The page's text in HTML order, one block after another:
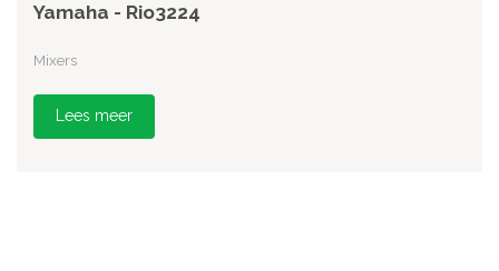
Yamaha - Rio3224
Mixers
Lees meer